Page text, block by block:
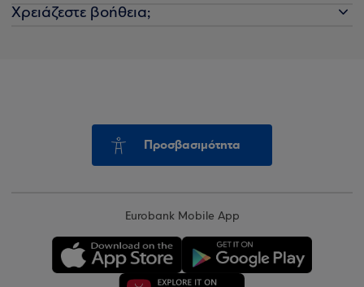
Χρειάζεστε βοήθεια;
Προσβασιμότητα
Eurobank Mobile App